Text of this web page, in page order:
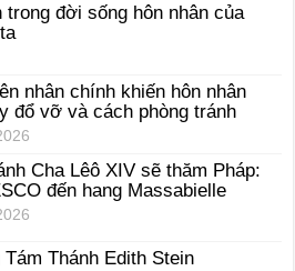
trong đời sống hôn nhân của
nhân chính khiến hôn nhân
đổ vỡ và cách phòng tránh
Cha Lêô XIV sẽ thăm Pháp:
đến hang Massabielle
Tám Thánh Edith Stein